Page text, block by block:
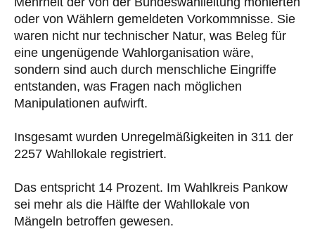
oder von Wählern gemeldeten Vorkommnisse. Sie
waren nicht nur technischer Natur, was Beleg für
eine ungenügende Wahlorganisation wäre,
sondern sind auch durch menschliche Eingriffe
entstanden, was Fragen nach möglichen
Manipulationen aufwirft.
Insgesamt wurden Unregelmäßigkeiten in 311 der
2257 Wahllokale registriert.
Das entspricht 14 Prozent. Im Wahlkreis Pankow
sei mehr als die Hälfte der Wahllokale von
Mängeln betroffen gewesen.